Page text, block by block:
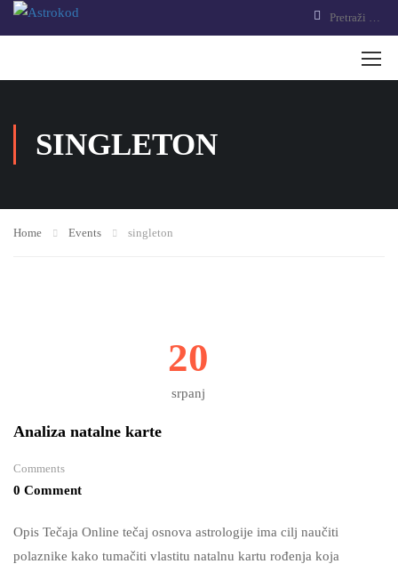
SINGLETON
Home Events singleton
20
srpanj
Analiza natalne karte
Comments
0 Comment
Opis Tečaja Online tečaj osnova astrologije ima cilj naučiti
polaznike kako tumačiti vlastitu natalnu kartu rođenja koja